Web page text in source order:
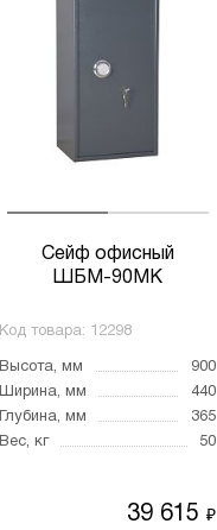
Сейф офисный
ШБМ-90МК
Код товара: 12298
Высота, мм
900
Ширина, мм
440
Глубина, мм
365
Вес, кг
50
39 615 ₽